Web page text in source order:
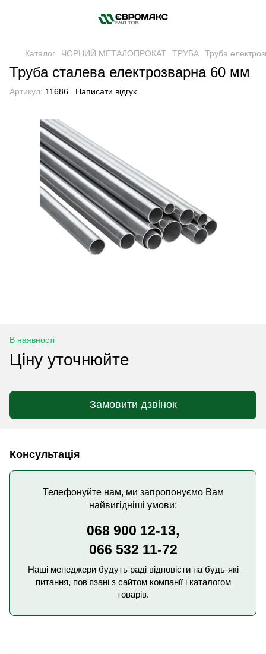
Каталог ЧОРНИЙ МЕТАЛОПРОКАТ ТРУБА Труба
Труба сталева електрозварна 60 мм
Артикул: 11686 Написати відгук
В наявності
Ціну уточнюйте
Замовити дзвінок
Консультація
Телефонуйте нам, ми запропонуємо Вам
найвигідніші умови:
068 900 12-13,
066 532 11-72
Наші менеджери будуть раді відповісти на будь-які
питання, пов'язані з сайтом компанії і каталогом
товарів.